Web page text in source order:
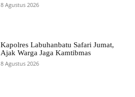
8 Agustus 2026
Kapolres Labuhanbatu Safari Jumat,
Ajak Warga Jaga Kamtibmas
8 Agustus 2026